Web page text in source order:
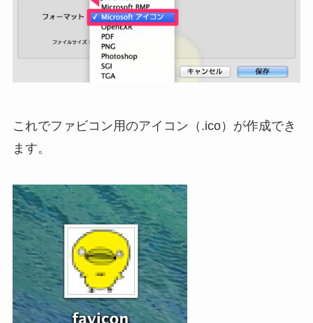
これでファビコン用のアイコン（.ico）が作成でき
ます。